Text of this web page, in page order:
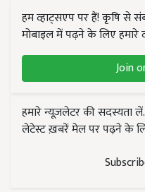
हम व्हाट्सएप पर हैं! कृषि से
मोबाइल में पढ़ने के लिए हमारे
Join
हमारे न्यूज़लेटर की सदस्यता
लेटेस्ट ख़बरें मेल पर पढ़ने के